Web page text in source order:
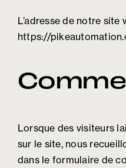
L’adresse de notre site
https://
Lorsque des visiteurs
sur le site, nous
dans le formulaire de